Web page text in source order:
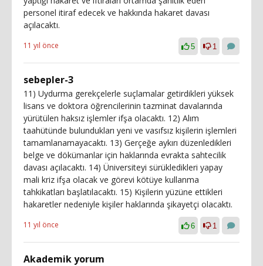
personel itiraf edecek ve hakkında hakaret davası
açılacaktı.
11 yıl önce 5 1
sebepler-3
11) Uydurma gerekçelerle suçlamalar getirdikleri yüksek
lisans ve doktora öğrencilerinin tazminat davalarında
yürütülen haksız işlemler ifşa olacaktı. 12) Alım
taahütünde bulundukları yeni ve vasıfsız kişilerin işlemleri
tamamlanamayacaktı. 13) Gerçeğe aykırı düzenledikleri
belge ve dökümanlar için haklarında evrakta sahtecilik
davası açılacaktı. 14) Üniversiteyi sürükledikleri yapay
mali kriz ifşa olacak ve görevi kötüye kullanma
tahkikatları başlatılacaktı. 15) Kişilerin yüzüne ettikleri
hakaretler nedeniyle kişiler haklarında şikayetçi olacaktı.
11 yıl önce 6 1
Akademik yorum